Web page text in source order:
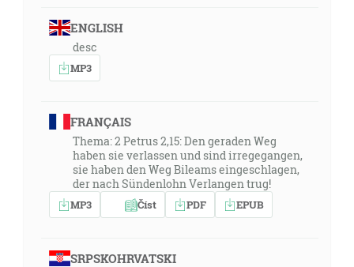
ENGLISH
desc
MP3
FRANÇAIS
Thema: 2 Petrus 2,15: Den geraden Weg
haben sie verlassen und sind irregegangen,
sie haben den Weg Bileams eingeschlagen,
der nach Sündenlohn Verlangen trug!
MP3 Číst PDF EPUB
SRPSKOHRVATSKI